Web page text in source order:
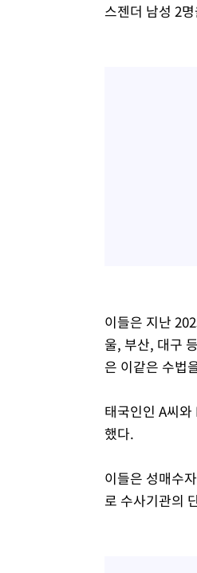
스젠더 남성 2
이들은 지난
울, 부산, 대구
은 이같은 수법
태국인인 A씨
했다.
이들은 성매수
로 수사기관의